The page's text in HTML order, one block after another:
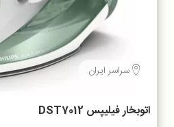
سراسر ایران
اتوبخار فیلیپس DST7012